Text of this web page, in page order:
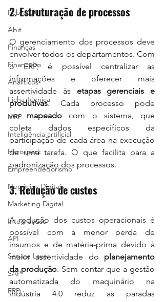
Febratex
Abit
Finanças
Financeiro
Analiticos
Ficha Técnica
MRP
Inteligência artificial
Herospark
Empreendedorismo
Negócios Digitais
Marketing Digital
Integrações
API
Service Layer
SAP
ERP
2. Estruturação de processos
O gerenciamento dos processos deve
envolver todos os departamentos. Com
o ERP, é possível centralizar as
informações e oferecer mais
assertividade às etapas gerenciais e
produtivas. Cada processo pode
ser mapeado com o sistema, que
coleta dados específicos da
participação de cada área na execução
de uma tarefa. O que facilita para a
padronização dos processos.
3. Redução de custos
A redução dos custos operacionais é
possível com a menor perda de
insumos e de matéria-prima devido à
maior assertividade do planejamento
da produção. Sem contar que a gestão
automatizada do maquinário na
indústria 4.0 reduz as paradas